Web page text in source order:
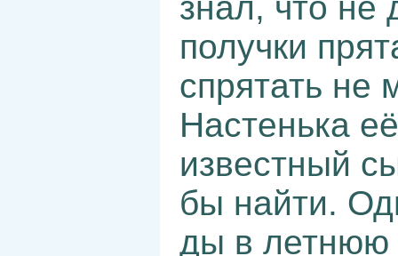
получки
спрятать не
Настенька
известный
бы найти.
ды в летнюю